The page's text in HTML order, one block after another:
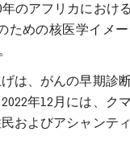
のアフリカにおけ
ための核医学イメ
は、がんの早期診
年12月には、ク
およびアシャンテ